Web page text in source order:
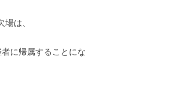
は、
に帰属することにな